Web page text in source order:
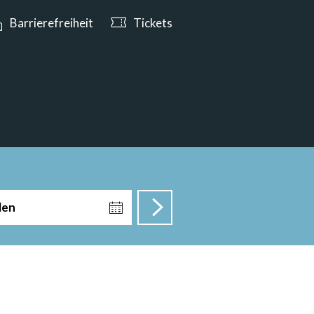
ab 10:00 Uhr geöffnet
Barrierefreiheit Tickets